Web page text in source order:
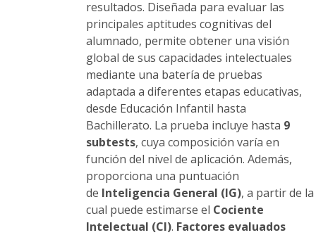
resultados. Diseñada para evaluar las
principales aptitudes cognitivas del
alumnado, permite obtener una visión
global de sus capacidades intelectuales
mediante una batería de pruebas
adaptada a diferentes etapas educativas,
desde Educación Infantil hasta
Bachillerato. La prueba incluye hasta 9
subtests, cuya composición varía en
función del nivel de aplicación. Además,
proporciona una puntuación
de Inteligencia General (IG), a partir de la
cual puede estimarse el Cociente
Intelectual (CI). Factores evaluados